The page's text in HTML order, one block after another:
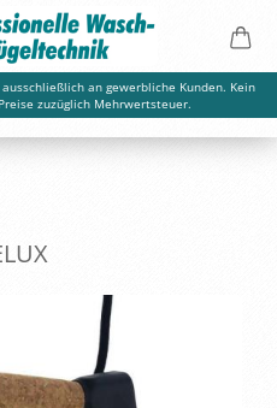
an gewerbliche Kunden. Kein
zuzüglich Mehrwertsteuer.